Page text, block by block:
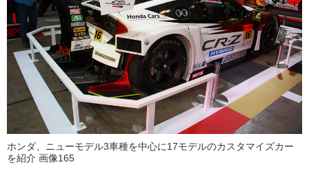
ホンダ、ニューモデル3車種を中心に17モデルのカスタマイズカー
を紹介 画像165